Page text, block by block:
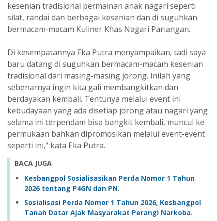
kesenian tradisional permainan anak nagari seperti
silat, randai dan berbagai kesenian dan di suguhkan
bermacam-macam Kuliner Khas Nagari Pariangan.
Di kesempatannya Eka Putra menyampaikan, tadi saya
baru datang di suguhkan bermacam-macam kesenian
tradisional dari masing-masing jorong. Inilah yang
sebenarnya ingin kita gali membangkitkan dan
berdayakan kembali. Tentunya melalui event ini
kebudayaan yang ada disetiap jorong atau nagari yang
selama ini terpendam bisa bangkit kembali, muncul ke
permukaan bahkan dipromosikan melalui event-event
seperti ini," kata Eka Putra.
BACA JUGA
Kesbangpol Sosialisasikan Perda Nomor 1 Tahun
2026 tentang P4GN dan PN.
Sosialisasi Perda Nomor 1 Tahun 2026, Kesbangpol
Tanah Datar Ajak Masyarakat Perangi Narkoba.